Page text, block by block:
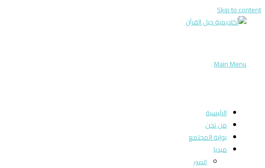
Skip to content
Main Menu
الرئيسية
من نحن
بوابة المجتمع
ميديا
الصور